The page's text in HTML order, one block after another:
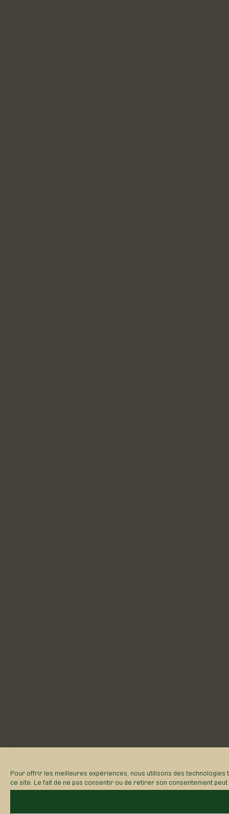
Pour offrir les meilleures expériences, nous utilisons des
ce site. Le fait de ne pas consentir ou de retirer son consentement